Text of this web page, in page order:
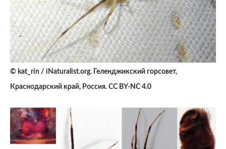
© kat_rin / iNaturalist.org. Геленджикский горсовет,
Краснодарский край, Россия. CC BY-NC 4.0